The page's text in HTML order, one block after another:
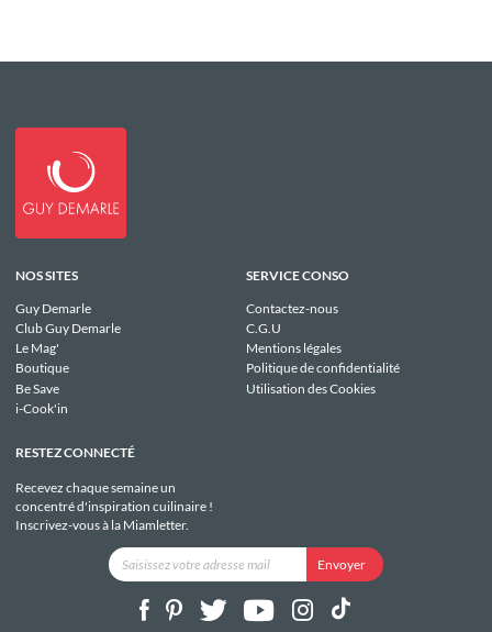
NOS SITES
Guy Demarle
Club Guy Demarle
Le Mag'
Boutique
Be Save
i-Cook'in
SERVICE CONSO
Contactez-nous
C.G.U
Mentions légales
Politique de confidentialité
Utilisation des Cookies
RESTEZ CONNECTÉ
Recevez chaque semaine un
concentré d'inspiration cuilinaire !
Inscrivez-vous à la Miamletter.